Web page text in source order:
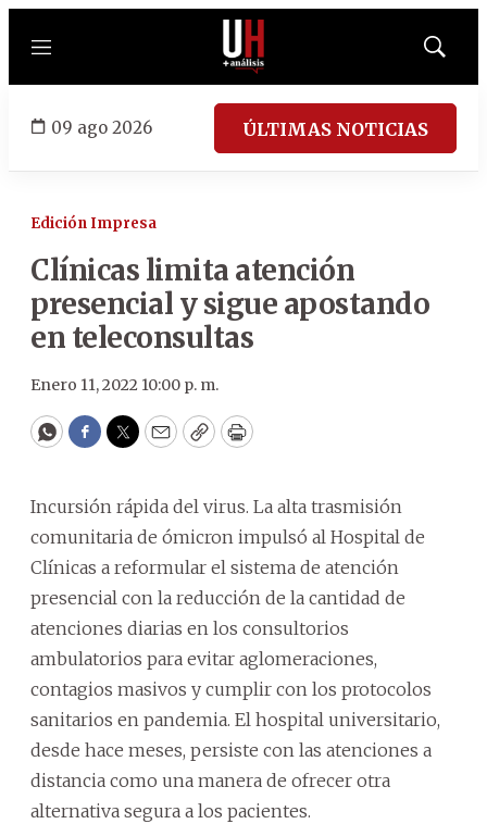
Menú
Mostrar
09 ago 2026 ÚLTIMAS NOTICIAS
Edición Impresa
Clínicas limita atención
presencial y sigue apostando
en teleconsultas
Enero 11, 2022 10:00 p. m.
WhatsApp
Facebook
Twitter
EmailCopyPrint
Incursión rápida del virus. La alta trasmisión
comunitaria de ómicron impulsó al Hospital de
Clínicas a reformular el sistema de atención
presencial con la reducción de la cantidad de
atenciones diarias en los consultorios
ambulatorios para evitar aglomeraciones,
contagios masivos y cumplir con los protocolos
sanitarios en pandemia. El hospital universitario,
desde hace meses, persiste con las atenciones a
distancia como una manera de ofrecer otra
alternativa segura a los pacientes.